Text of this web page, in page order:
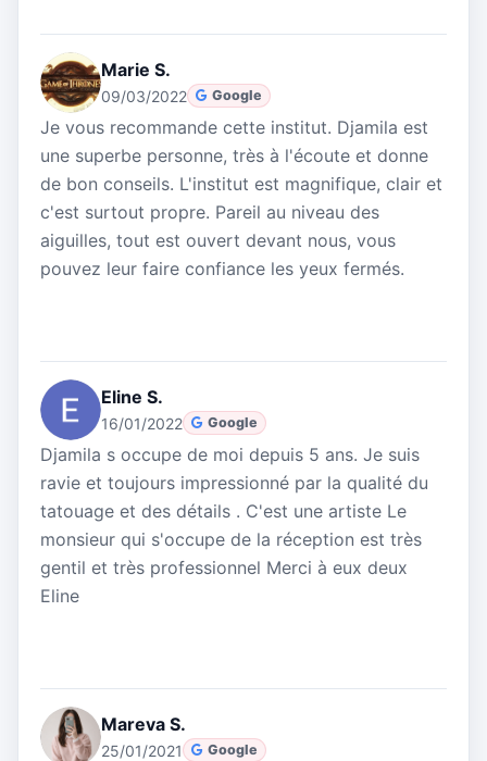
Marie S.
09/03/2022 Google
Je vous recommande cette institut. Djamila est
une superbe personne, très à l'écoute et donne
de bon conseils. L'institut est magnifique, clair et
c'est surtout propre. Pareil au niveau des
aiguilles, tout est ouvert devant nous, vous
pouvez leur faire confiance les yeux fermés.
Eline S.
16/01/2022 Google
Djamila s occupe de moi depuis 5 ans. Je suis
ravie et toujours impressionné par la qualité du
tatouage et des détails . C'est une artiste Le
monsieur qui s'occupe de la réception est très
gentil et très professionnel Merci à eux deux
Eline
Mareva S.
25/01/2021 Google